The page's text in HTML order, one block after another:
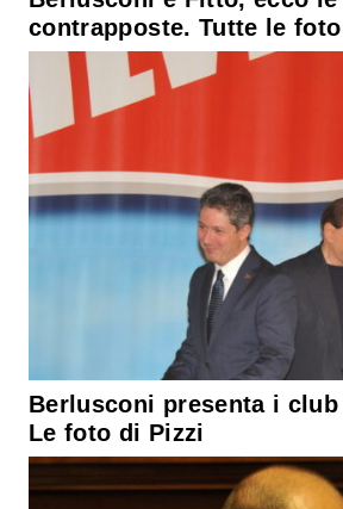
contrapposte. Tutte le
Berlusconi presenta i
Le foto di Pizzi